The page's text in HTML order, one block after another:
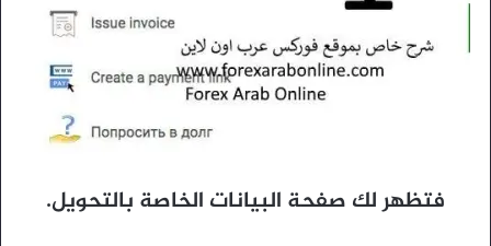
فتظهر لك صفحة البيانات الخاصة بالتحويل.